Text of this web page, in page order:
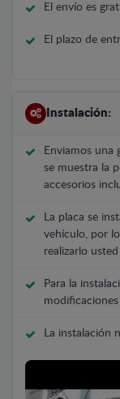
El envío es
El plazo de
Instalación:
Enviamos una
se muestra la
accesorios
La placa se
vehículo, por
realizarlo
Para la
La instalación